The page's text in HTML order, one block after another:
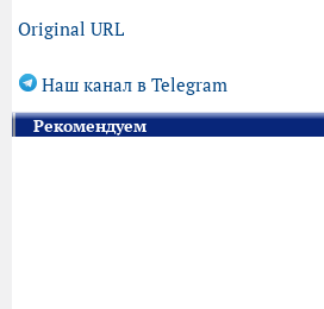
Original URL
Наш канал в Telegram
Рекомендуем